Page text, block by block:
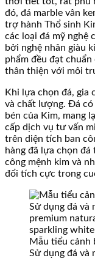
đó, đá marble vân
trợ hành Thổ sinh
các loại đá mỹ nghệ
bởi nghệ nhân giàu
phẩm đều đạt
thân thiện với môi
Khi lựa chọn đá, gia
và chất lượng. Đá có
bén của Kim, mang
cấp dịch vụ tư vấn
trên diện tích ban
hàng đã lựa chọn
công mệnh kim và
đổi tích cực trong
Mẫu tiểu cảnh
Sử dụng đá và